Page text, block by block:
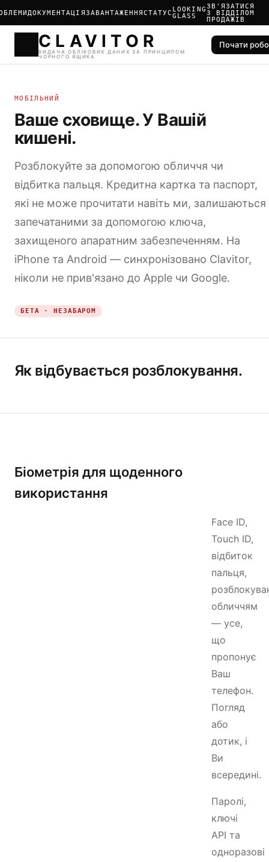
ДОКУМЕНТАЦІЯЗАВАНТАЖЕННЯСТАТУС LOOKING
GLASS
ЗВ'ЯЗАТИСЯ
З ВІДДІЛОМ
ПРОДАЖІВ
ЧОРНОГО ЯЩИКА
Почати
МОБІЛЬНИЙ
Ваше сховище. У Вашій
кишені.
Розблокуйте за допомогою обличчя чи
відбитка пальця. Кредитна картка та паспорт,
які не може прочитати навіть ми, залишаються
запечатаними за допомогою ключа,
захищеного апаратним забезпеченням. На
iPhone та Android — синхронізовано Clavitor,
ніколи не прив'язано до Apple чи Google.
БЕТА · НЕЗАБАРОМ
Як відбувається розблокування.
Біометрія для щоденного
використання
Face ID,
Touch ID,
відбиток
пальця,
обличчям
— усе,
що
пропонує
Ваш
телефон.
Погляд
або
дотик, і
Ви
всередині.
Паролі,
ключі
API та
одноразові